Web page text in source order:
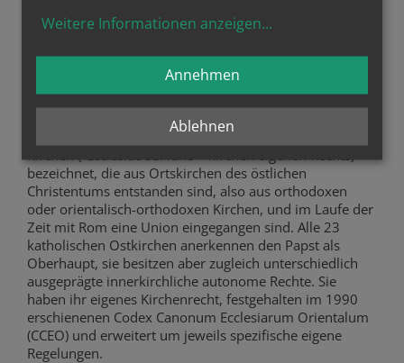
"Armonia" bringt die rumänische spirituelle und
23 katholische Ostkirchen
Als katholische Ostkirchen werden eigenständige
bezeichnet, die aus Ortskirchen des östlichen
Christentums entstanden sind, also aus orthodoxen
oder orientalisch-orthodoxen Kirchen, und im Laufe der
Zeit mit Rom eine Union eingegangen sind. Alle 23
katholischen Ostkirchen anerkennen den Papst als
Oberhaupt, sie besitzen aber zugleich unterschiedlich
ausgeprägte innerkirchliche autonome Rechte. Sie
haben ihr eigenes Kirchenrecht, festgehalten im 1990
erschienenen Codex Canonum Ecclesiarum Orientalum
(CCEO) und erweitert um jeweils spezifische eigene
Regelungen.
Weitere Informationen anzeigen...
Ablehnen
Annehmen